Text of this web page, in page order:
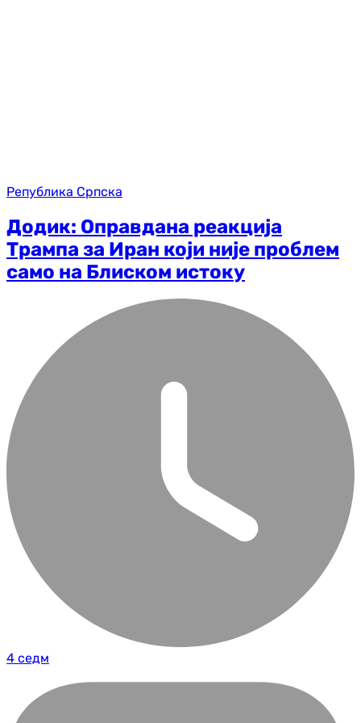
Република Српска
Додик: Оправдана реакција
Трампа за Иран који није проблем
само на Блиском истоку
4 седм